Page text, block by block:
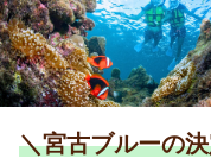
繁體中文
한국어
ご案内
＼宮古ブルーの